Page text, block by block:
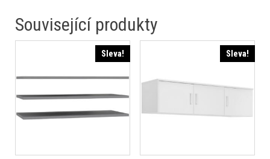
Související produkty
Sleva! Sleva!